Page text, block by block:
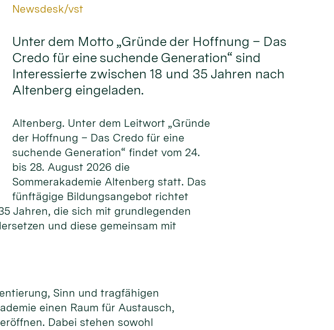
Von:
Newsdesk/vst
Unter dem Motto „Gründe der Hoffnung – Das
Credo für eine suchende Generation“ sind
Interessierte zwischen 18 und 35 Jahren nach
Altenberg eingeladen.
Altenberg. Unter dem Leitwort „Gründe
der Hoffnung – Das Credo für eine
suchende Generation“ findet vom 24.
bis 28. August 2026 die
Sommerakademie Altenberg statt. Das
fünftägige Bildungsangebot richtet
Jahren, die sich mit grundlegenden
und diese gemeinsam mit
Sinn und tragfähigen
einen Raum für Austausch,
Dabei stehen sowohl